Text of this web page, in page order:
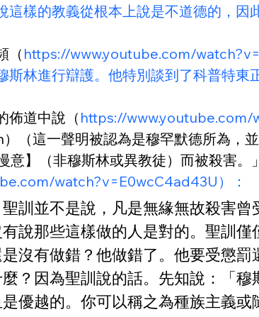
樣的教義從根本上說是不道德的，因
（ https://www.youtube.com/
斯林進行辯護。他特別談到了科普特東
佈道中說（ https://www.youtube.com/
（這一聲明被認為是穆罕默德所為，
意】（非穆斯林或異教徒）而被殺害
watch?v=E0wcC4ad43U）：
訓並不是說，凡是無緣無故殺害
說那些這樣做的人是對的。聖訓
沒有做錯？他做錯了。他要受懲
？因為聖訓說的話。先知說：「
優越的。你可以稱之為種族主義